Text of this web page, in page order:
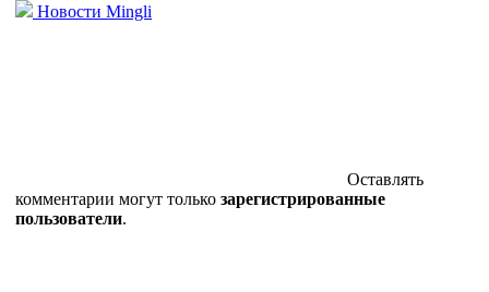
Новости Mingli
Оставлять
комментарии могут только зарегистрированные
пользователи.